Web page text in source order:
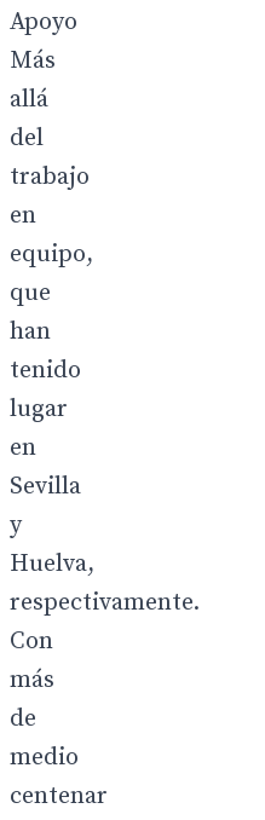
Apoyo
Más
allá
del
trabajo
en
equipo,
que
han
tenido
lugar
en
Sevilla
y
Huelva,
respectivamente.
Con
más
de
medio
centenar